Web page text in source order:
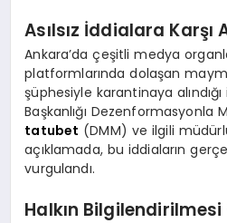
Asılsız İddialara Karşı
Ankara’da çeşitli medya
platformlarında dolaşan
şüphesiyle karantinaya
Başkanlığı Dezenformasyonla
tatubet (DMM) ve ilgili
açıklamada, bu iddiaların
vurgulandı.
Halkın